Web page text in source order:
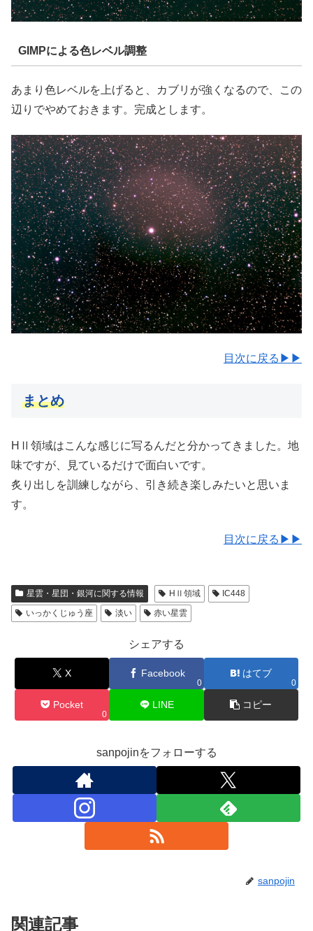
GIMPによる色レベル調整
あまり色レベルを上げると、カブリが強くなるので、この
辺りでやめておきます。完成とします。
目次に戻る▶▶
まとめ
HⅡ領域はこんな感じに写るんだと分かってきました。地
味ですが、見ているだけで面白いです。
炙り出しを訓練しながら、引き続き楽しみたいと思いま
す。
目次に戻る▶▶
星雲・星団・銀河に関する情報 HⅡ領域
IC448
いっかくじゅう座
淡い 赤い星雲
シェアする
X Facebook
0
はてブ
0
Pocket
0
LINE コピー
sanpojinをフォローする
sanpojin
関連記事